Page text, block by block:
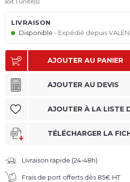
soit 1 unité(s)
LIVRAISON
Disponible
Expédié depuis
AJOUTER AU PANIER
AJOUTER AU DEVIS
AJOUTER À LA LISTE
TÉLÉCHARGER LA
Livraison rapide (24-48h)
Frais de port offerts dès 85€ HT